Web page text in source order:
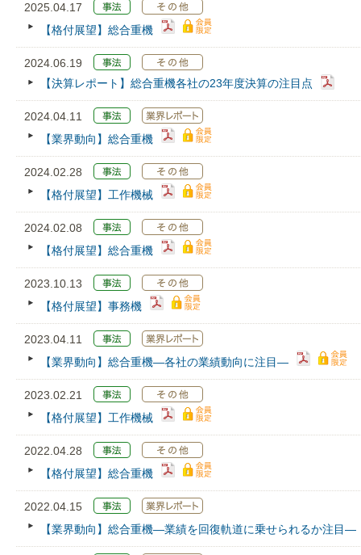
2025.04.17
【格付展望】総合重機
2024.06.19
【決算レポート】総合重機各社の23年度決算の注目点
2024.04.11
【業界動向】総合重機
2024.02.28
【格付展望】工作機械
2024.02.08
【格付展望】総合重機
2023.10.13
【格付展望】事務機
2023.04.11
【業界動向】総合重機―各社の業績動向に注目―
2023.02.21
【格付展望】工作機械
2022.04.28
【格付展望】総合重機
2022.04.15
【業界動向】総合重機―業績を回復軌道に乗せられるか注目―